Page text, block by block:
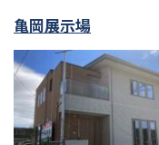
亀岡展示場